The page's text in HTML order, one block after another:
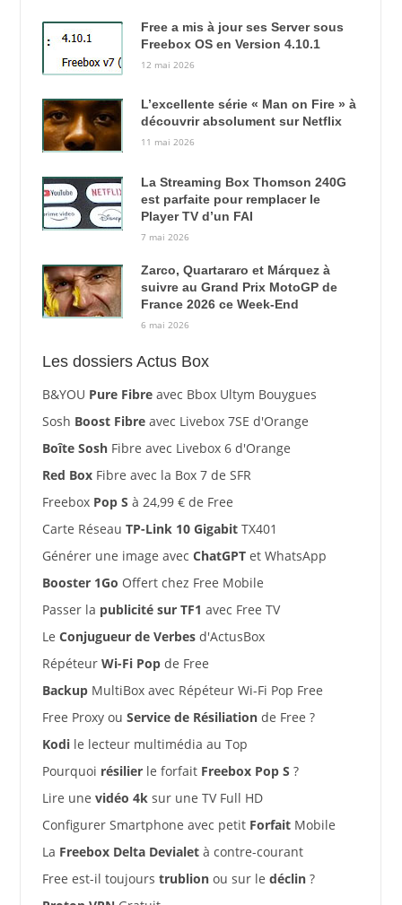
Free a mis à jour ses Server sous
Freebox OS en Version 4.10.1
12 mai 2026
L’excellente série « Man on Fire » à
découvrir absolument sur Netflix
11 mai 2026
La Streaming Box Thomson 240G
est parfaite pour remplacer le
Player TV d’un FAI
7 mai 2026
Zarco, Quartararo et Márquez à
suivre au Grand Prix MotoGP de
France 2026 ce Week-End
6 mai 2026
Les dossiers Actus Box
B&YOU Pure Fibreavec Bbox Ultym Bouygues
Sosh Boost Fibreavec Livebox 7SE d'Orange
Boîte SoshFibre avec Livebox 6 d'Orange
Red BoxFibre avec la Box 7 de SFR
Freebox Pop S à 24,99 € de Free
Carte Réseau TP-Link 10 GigabitTX401
Générer une image avec ChatGPTet WhatsApp
Booster 1Go Offert chez Free Mobile
Passer la publicité sur TF1 avec Free TV
Le Conjugueur de Verbesd'ActusBox
Répéteur Wi-Fi Popde Free
BackupMultiBox avec Répéteur Wi-Fi Pop Free
Free Proxy ou Service de Résiliationde Free ?
Kodile lecteur multimédia au Top
Pourquoi résilierle forfait Freebox Pop S ?
Lire une vidéo 4ksur une TV Full HD
Configurer Smartphone avec petit ForfaitMobile
La Freebox Delta Devialetà contre-courant
Free est-il toujours trublionou sur le déclin?